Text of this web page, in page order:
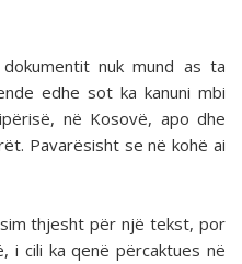
nuk mund as ta
edhe sot ka kanuni mbi
në Kosovë, apo dhe
Pavarësisht se në kohë ai
thjesht për një tekst, por
i cili ka qenë përcaktues në